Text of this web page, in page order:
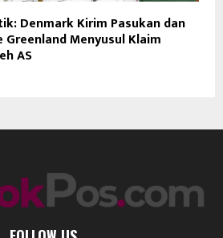
Denmark Kirim Pasukan dan
Menyusul Klaim
AS